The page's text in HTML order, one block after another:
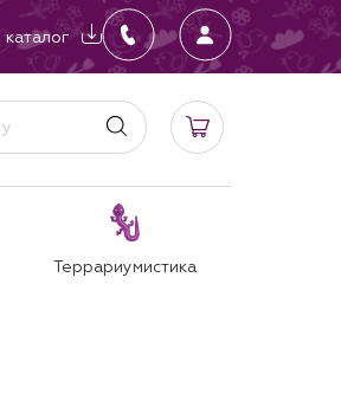
каталог
Террариумистика